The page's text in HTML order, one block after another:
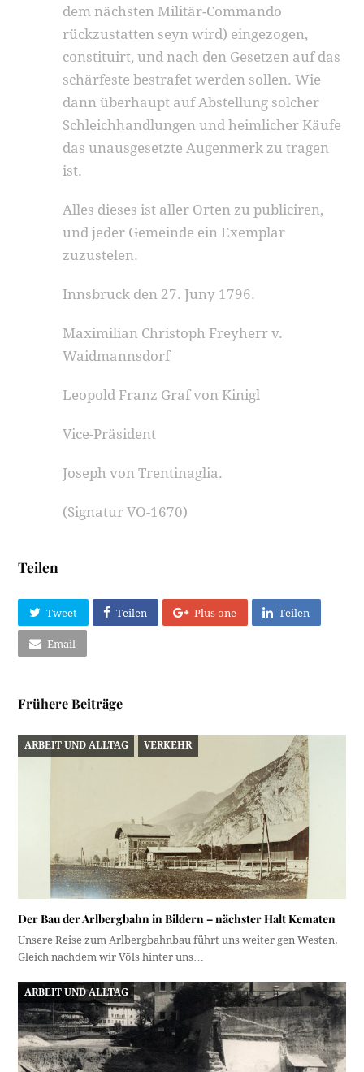
dem nächsten Militär-Commando
rückzustatten seyn wird) eingezogen,
constituirt, und nach den Gesetzen auf das
schärfeste bestrafet werden sollen. Wie
dann überhaupt auf Abstellung solcher
Schleichhandlungen und heimlicher Käufe
das unausgesetzte Augenmerk zu tragen
ist.
Alles dieses ist aller Orten zu publiciren,
und jeder Gemeinde ein Exemplar
zuzustelen.
Innsbruck den 27. Juny 1796.
Maximilian Christoph Freyherr v.
Waidmannsdorf
Leopold Franz Graf von Kinigl
Vice-Präsident
Joseph von Trentinaglia.
(Signatur VO-1670)
Teilen
Tweet Teilen Plus one Teilen
Email
Frühere Beiträge
ARBEIT UND ALLTAG VERKEHR
Der Bau der Arlbergbahn in Bildern – nächster Halt Kematen
Unsere Reise zum Arlbergbahnbau führt uns weiter gen Westen.
Gleich nachdem wir Völs hinter uns…
ARBEIT UND ALLTAG